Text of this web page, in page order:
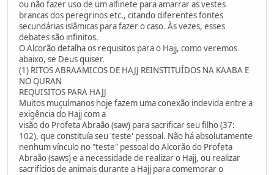
ou não fazer uso de um alfinete para amarrar as vestes
brancas dos peregrinos etc., citando diferentes fontes
secundárias islâmicas para fazer o caso. Às vezes, esses
debates são infinitos.
O Alcorão detalha os requisitos para o Hajj, como veremos
abaixo, se Deus quiser.
(1) RITOS ABRAAMICOS DE HAJJ REINSTITUÍDOS NA KAABA E
NO QURAN
REQUISITOS PARA HAJJ
Muitos muçulmanos hoje fazem uma conexão indevida entre a
exigência do Hajj com a
visão do Profeta Abraão (saw) para sacrificar seu filho (37:
102), que constituía seu 'teste' pessoal. Não há absolutamente
nenhum vínculo no "teste" pessoal do Alcorão do Profeta
Abraão (saws) e a necessidade de realizar o Hajj, ou realizar
sacrifícios de animais durante a Hajj para comemorar o